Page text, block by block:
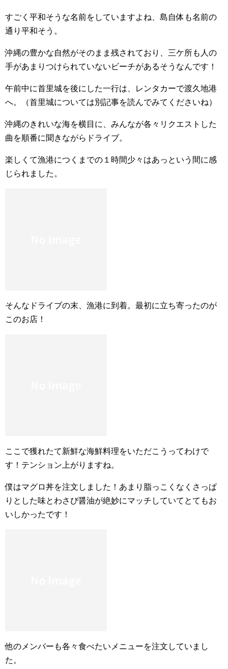
すごく平和そうな名前をしていますよね、島自体も名前の
通り平和そう。
沖縄の豊かな自然がそのまま残されており、三ケ所も人の
手があまりつけられていないビーチがあるそうなんです！
午前中に首里城を後にした一行は、レンタカーで渡久地港
へ。（首里城については別記事を読んでみてくださいね）
沖縄のきれいな海を横目に、みんなが各々リクエストした
曲を順番に聞きながらドライブ。
楽しくて漁港につくまでの１時間少々はあっという間に感
じられました。
そんなドライブの末、漁港に到着。最初に立ち寄ったのが
このお店！
ここで獲れたて新鮮な海鮮料理をいただこうってわけで
す！テンション上がりますね。
僕はマグロ丼を注文しました！あまり脂っこくなくさっぱ
りとした味とわさび醤油が絶妙にマッチしていてとてもお
いしかったです！
他のメンバーも各々食べたいメニューを注文していまし
た。